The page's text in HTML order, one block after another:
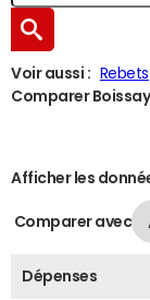
Voir aussi : Rebets
Comparer
Afficher les
Comparer avec
Dépenses